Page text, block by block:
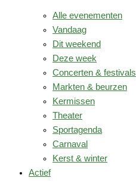
Alle evenementen
Vandaag
Dit weekend
Deze week
Concerten & festivals
Markten & beurzen
Kermissen
Theater
Sportagenda
Carnaval
Kerst & winter
Actief